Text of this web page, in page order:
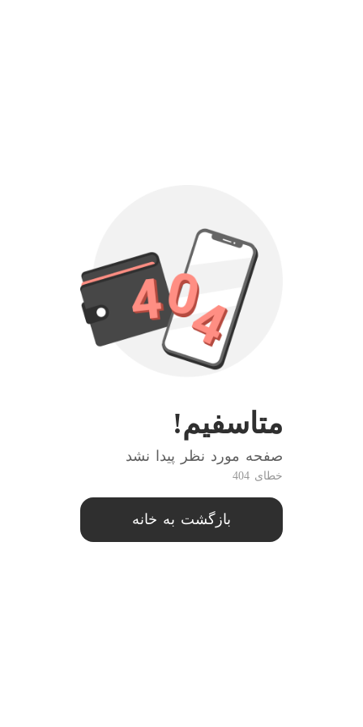
متاسفیم!
صفحه مورد نظر پیدا نشد
خطای 404
بازگشت به خانه